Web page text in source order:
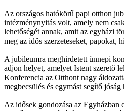
Az országos hatókörű papi otthon
intézménynyitás volt, amely nem
lehetőségét annak, amit az egyházi
meg az idős szerzeteseket, papokat,
A jubileumra meghirdetett ünnepi
adjon helyet, amelyet Istent szerető
Konferencia az Otthont nagy
megbecsülés és egymást segítő
Az idősek gondozása az